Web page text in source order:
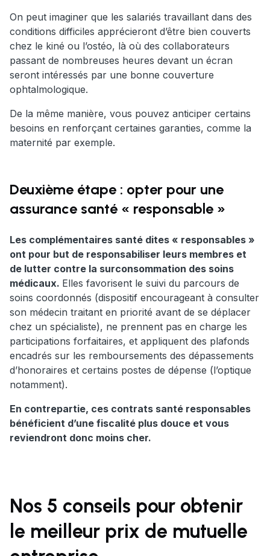
On peut imaginer que les salariés travaillant dans des
conditions difficiles apprécieront d’être bien couverts
chez le kiné ou l’ostéo, là où des collaborateurs
passant de nombreuses heures devant un écran
seront intéressés par une bonne couverture
ophtalmologique.
De la même manière, vous pouvez anticiper certains
besoins en renforçant certaines garanties, comme la
maternité par exemple.
Deuxième étape : opter pour une
assurance santé « responsable »
Les complémentaires santé dites « responsables »
ont pour but de responsabiliser leurs membres et
de lutter contre la surconsommation des soins
médicaux. Elles favorisent le suivi du parcours de
soins coordonnés (dispositif encourageant à consulter
son médecin traitant en priorité avant de se déplacer
chez un spécialiste), ne prennent pas en charge les
participations forfaitaires, et appliquent des plafonds
encadrés sur les remboursements des dépassements
d’honoraires et certains postes de dépense (l’optique
notamment).
En contrepartie, ces contrats santé responsables
bénéficient d’une fiscalité plus douce et vous
reviendront donc moins cher.
Nos 5 conseils pour obtenir
le meilleur prix de mutuelle